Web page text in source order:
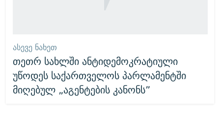
ᲐᲡᲔᲕᲔ ᲜᲐᲮᲔᲗ
თეთრ სახლში ანტიდემოკრატიული
უწოდეს საქართველოს პარლამენტში
მიღებულ „აგენტების კანონს”